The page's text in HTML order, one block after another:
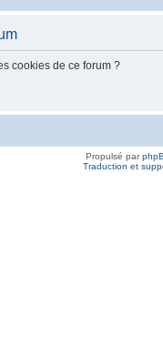
cookies de ce forum ?
Propulsé par
Traduction et